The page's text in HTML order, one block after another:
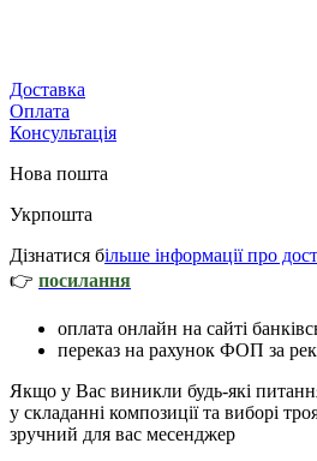
Доставка
Оплата
Консультація
Нова пошта
Укрпошта
Дізнатися більше інформації про
👉 посилання
оплата онлайн на сайті
переказ на рахунок ФОП за
Якщо у Вас виникли будь-які
у складанні композиції та виборі
зручний для вас месенджер